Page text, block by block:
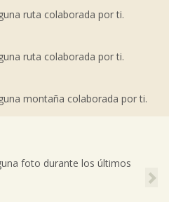
ruta colaborada por ti.
ruta colaborada por ti.
montaña colaborada por ti.
foto durante los últimos